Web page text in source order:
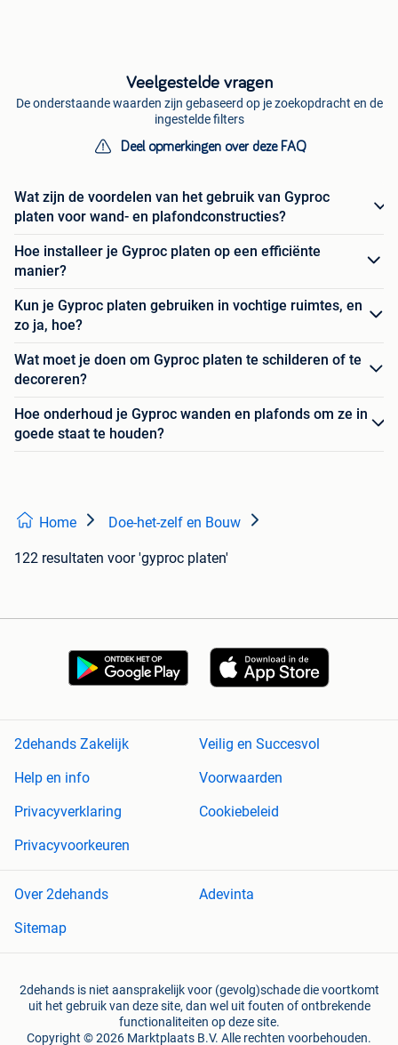
Veelgestelde vragen
De onderstaande waarden zijn gebaseerd op je zoekopdracht en de
ingestelde filters
Deel opmerkingen over deze FAQ
Wat zijn de voordelen van het gebruik van Gyproc
platen voor wand- en plafondconstructies?
Hoe installeer je Gyproc platen op een efficiënte
manier?
Kun je Gyproc platen gebruiken in vochtige ruimtes, en
zo ja, hoe?
Wat moet je doen om Gyproc platen te schilderen of te
decoreren?
Hoe onderhoud je Gyproc wanden en plafonds om ze in
goede staat te houden?
Home Doe-het-zelf en Bouw
122 resultaten voor 'gyproc platen'
2dehands Zakelijk
Veilig en Succesvol
Help en info
Voorwaarden
Privacyverklaring
Cookiebeleid
Privacyvoorkeuren
Over 2dehands
Adevinta
Sitemap
2dehands is niet aansprakelijk voor (gevolg)schade die voortkomt
uit het gebruik van deze site, dan wel uit fouten of ontbrekende
functionaliteiten op deze site.
Copyright © 2026 Marktplaats B.V. Alle rechten voorbehouden.